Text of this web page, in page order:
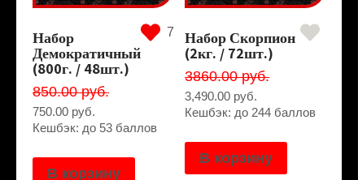
7
Набор
Демократичный
(800г. / 48шт.)
850.00 руб.
750.00 руб.
Кешбэк: до 53 баллов
В корзину
Набор Скорпион
(2кг. / 72шт.)
3860.00 руб.
3,490.00 руб.
Кешбэк: до 244 баллов
В корзину